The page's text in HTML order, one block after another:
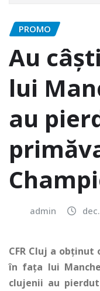
PROMO
Au
lui
au
admin
CFR Cluj a
în fața lui
clujenii au